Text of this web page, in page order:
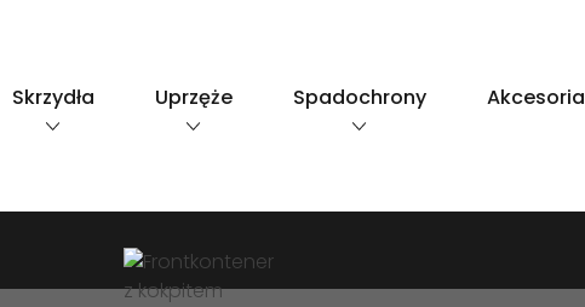
Skrzydła
Uprzęże Spadochrony Akcesoria